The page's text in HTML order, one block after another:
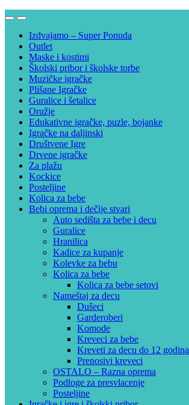
Izdvajamo – Super Ponuda
Outlet
Maske i kostimi
Školski pribor i školske torbe
Muzičke igračke
Plišane Igračke
Guralice i šetalice
Oružje
Edukativne igračke, puzle, bojanke
Igračke na daljinski
Društvene Igre
Drvene igračke
Za plažu
Kockice
Posteljine
Kolica za bebe
Bebi oprema i dečije stvari
Auto sedišta za bebe i decu
Guralice
Hranilica
Kadice za kupanje
Kolevke za bebu
Kolica za bebe
Kolica za bebe setovi
Nameštaj za decu
Dušeci
Garderoberi
Komode
Kreveci za bebe
Kreveti za decu do 12 godina
Prenosivi kreveci
OSTALO – Razna oprema
Podloge za presvlacenje
Posteljine